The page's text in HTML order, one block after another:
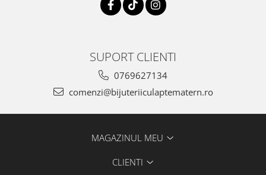
SUPORT CLIENTI
0769627134
comenzi@bijuteriiculaptematern.ro
MAGAZINUL MEU
CLIENTI